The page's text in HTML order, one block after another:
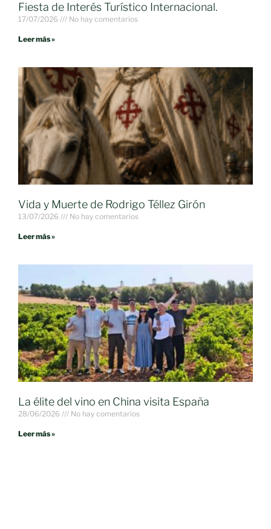
Fiesta de Interés Turístico Internacional.
17/07/2026 No hay comentarios
Leer más »
Vida y Muerte de Rodrigo Téllez Girón
13/07/2026 No hay comentarios
Leer más »
La élite del vino en China visita España
28/06/2026 No hay comentarios
Leer más »